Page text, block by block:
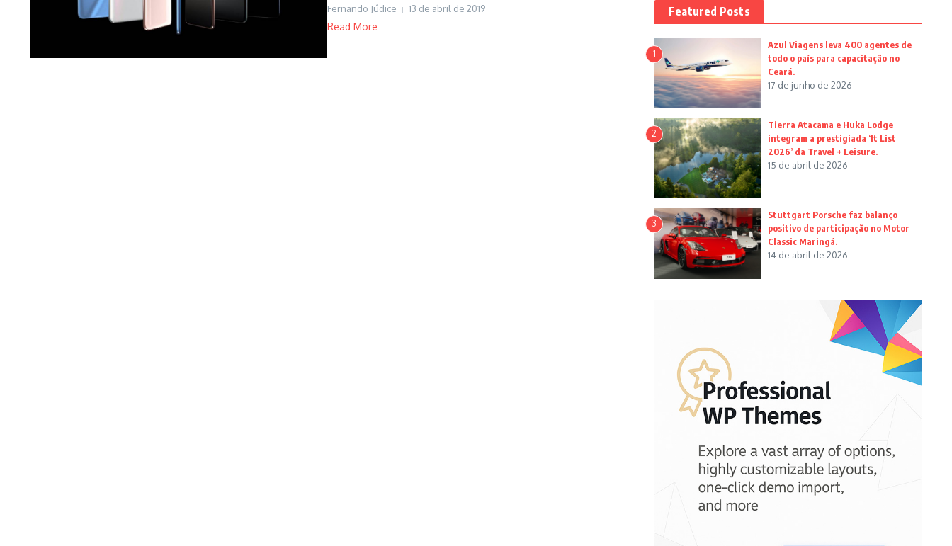
Fernando Júdice 13 de abril de 2019
Read More
Featured Posts
1
Azul Viagens leva 400 agentes de
todo o país para capacitação no
Ceará.
17 de junho de 2026
2
Tierra Atacama e Huka Lodge
integram a prestigiada ‘It List
2026’ da Travel + Leisure.
15 de abril de 2026
3
Stuttgart Porsche faz balanço
positivo de participação no Motor
Classic Maringá.
14 de abril de 2026